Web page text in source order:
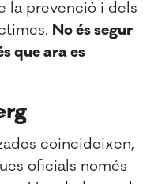
la prevenció i dels
No és segur
que ara es
coincideixen,
oficials només